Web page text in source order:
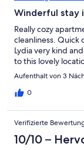
Winderful stay
Really cozy
cleanliness. Quick
Lydia very kind
to this lovely
Aufenthalt von 3
0
Verifizierte
10/10 –